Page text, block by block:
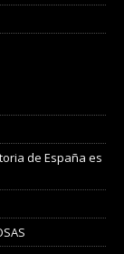
de España es